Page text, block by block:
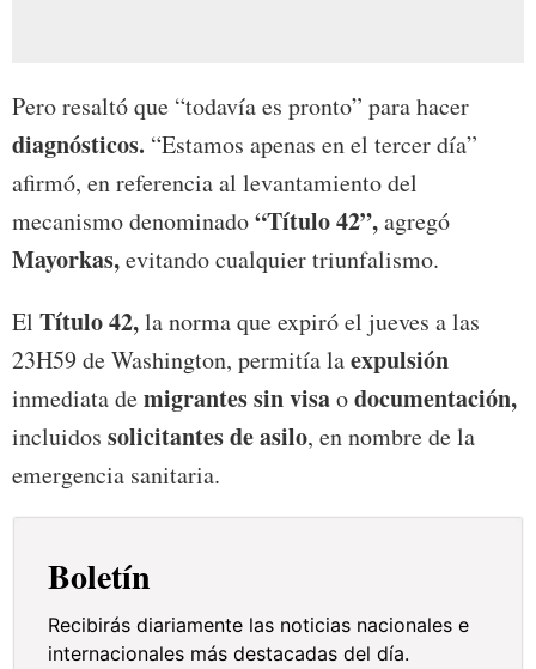
Pero resaltó que “todavía es pronto” para hacer
diagnósticos. “Estamos apenas en el tercer día”
afirmó, en referencia al levantamiento del
mecanismo denominado“Título 42”,agregó
Mayorkas,evitando cualquier triunfalismo.
El Título 42,la norma que expiró el jueves a las
23H59 de Washington, permitía laexpulsión
inmediata demigrantes sin visaodocumentación,
incluidos solicitantes de asilo, en nombre de la
emergencia sanitaria.
Boletín
Recibirás diariamente las noticias nacionales e
internacionales más destacadas del día.